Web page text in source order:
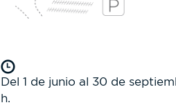
Del 1 de junio al 30 de
h.